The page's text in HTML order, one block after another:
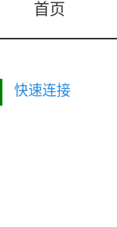
首页
快速连接